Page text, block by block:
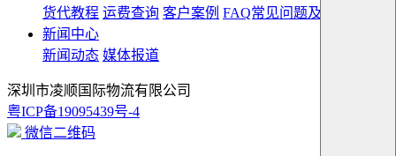
货代教程 运费查询 客户案例 FAQ常见问题及解答
新闻中心
新闻动态 媒体报道
深圳市凌顺国际物流有限公司
粤ICP备19095439号-4
微信二维码